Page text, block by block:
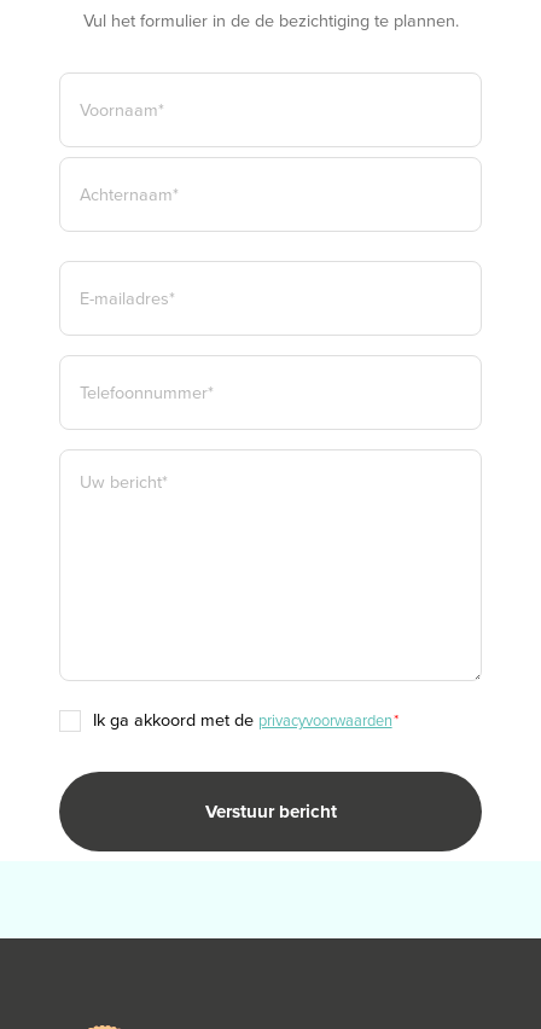
Vul het formulier in de de bezichtiging te plannen.
NAAM
VOORNAAM*
E-
MAILADRES
TELEFOON
BERICHT
TOESTEMMING
ik ga akkoord met de privacyvoorwaarden*